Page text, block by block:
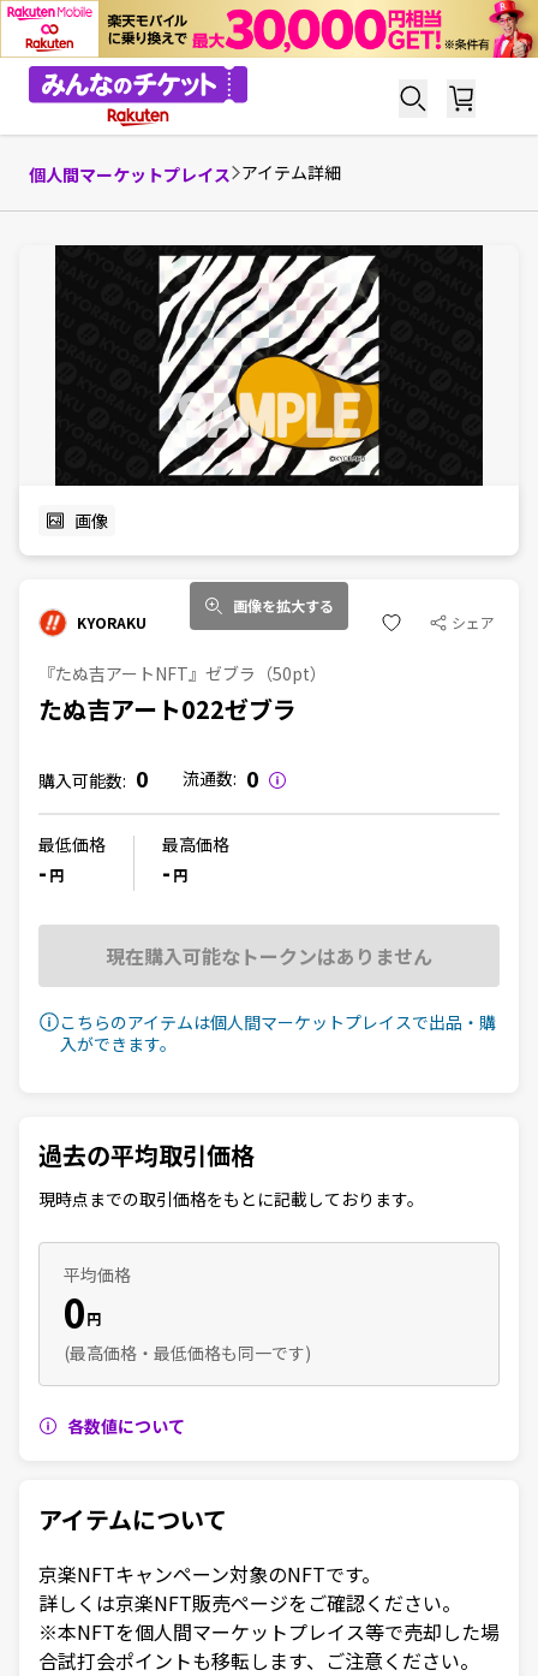
個人間マーケットプレイス アイテム詳細
画像を拡大する
画像
KYORAKU シェア
『たぬ吉アートNFT』ゼブラ（50pt）
たぬ吉アート022ゼブラ
購入可能数: 0 流通数: 0
最低価格
- 円
最高価格
- 円
現在購入可能なトークンはありません
こちらのアイテムは個人間マーケットプレイスで出品・購
入ができます。
過去の平均取引価格
現時点までの取引価格をもとに記載しております。
平均価格
0円
(最高価格・最低価格も同一です)
各数値について
アイテムについて
京楽NFTキャンペーン対象のNFTです。
詳しくは京楽NFT販売ページをご確認ください。
※本NFTを個人間マーケットプレイス等で売却した場
合試打会ポイントも移転します、ご注意ください。